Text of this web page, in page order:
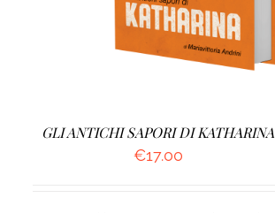
GLI ANTICHI SAPORI DI KATHARINA
€17.00